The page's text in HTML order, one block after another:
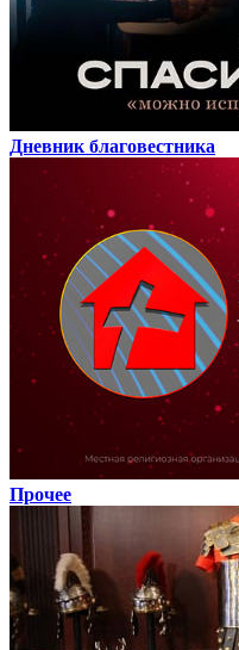
Дневник благовестника
Прочее